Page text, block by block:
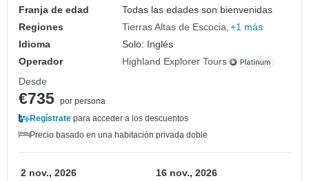
Franja de edad
Todas las edades son bienvenidas
Regiones
Tierras Altas de Escocia +1 más
Idioma
Solo: Inglés
Operador
Highland Explorer Tours
Desde
€735 por persona
Regístrate para acceder a los descuentos
Precio basado en una habitación privada doble
2 nov., 2026 16 nov., 2026